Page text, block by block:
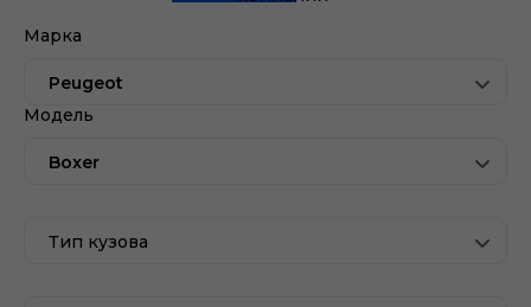
Марка
Peugeot
Модель
Boxer
Тип кузова